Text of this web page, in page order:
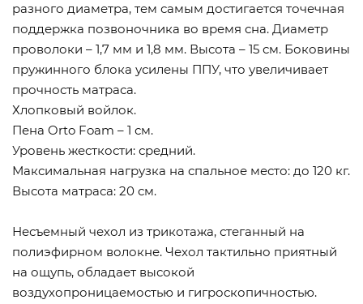
разного диаметра, тем самым достигается точечная
поддержка позвоночника во время сна. Диаметр
проволоки – 1,7 мм и 1,8 мм. Высота – 15 см. Боковины
пружинного блока усилены ППУ, что увеличивает
прочность матраса.
Хлопковый войлок.
Пена Orto Foam – 1 см.
Уровень жесткости: средний.
Максимальная нагрузка на спальное место: до 120 кг.
Высота матраса: 20 см.
Несъемный чехол из трикотажа, стеганный на
полиэфирном волокне. Чехол тактильно приятный
на ощупь, обладает высокой
воздухопроницаемостью и гигроскопичностью.